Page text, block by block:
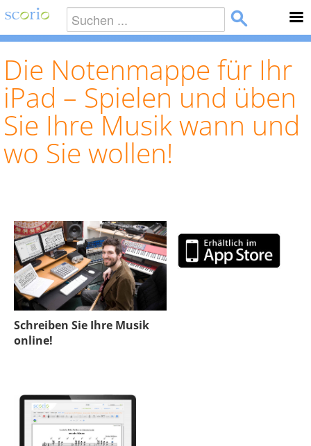
Die Notenmappe für Ihr
iPad – Spielen und üben
Sie Ihre Musik wann und
wo Sie wollen!
Schreiben Sie Ihre Musik
online!